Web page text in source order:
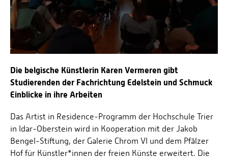
Die belgische Künstlerin Karen Vermeren gibt
Studierenden der Fachrichtung Edelstein und Schmuck
Einblicke in ihre Arbeiten
Das Artist in Residence-Programm der Hochschule Trier
in Idar-Oberstein wird in Kooperation mit der Jakob
Bengel-Stiftung, der Galerie Chrom VI und dem Pfälzer
Hof für Künstler*innen der freien Künste erweitert. Die